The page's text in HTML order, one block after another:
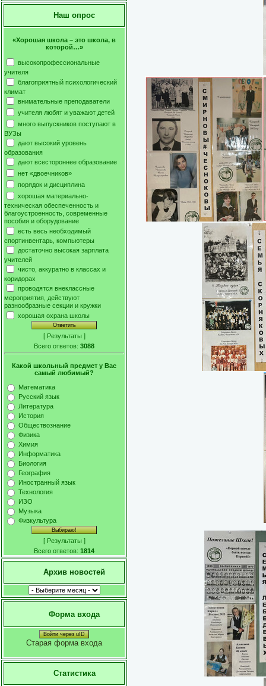
Наш опрос
«Хорошая школа – это школа, в
которой…»
высокопрофессиональные
учителя
благоприятный психологический
климат
внимательные преподаватели
учителя любят и уважают детей
много выпускников поступают в
ВУЗы
дают высокий уровень
образования
дают всестороннее образование
нет «двоечников»
порядок и дисциплина
хорошая материально-
техническая обеспеченность и
благоустроенность, современные
пособия и оборудование
есть весь необходимый
спортинвентарь, компьютеры
достаточно высокая зарплата
учителей
чисто, аккуратно в классах и
коридорах
проводятся внеклассные
мероприятия, действуют
разнообразные секции и кружки
хорошая охрана школы
[ Результаты ]
Всего ответов: 3088
Какой школьный предмет у Вас
самый любимый?
Математика
Русский язык
Литература
История
Обществознание
Физика
Химия
Информатика
Биология
География
Иностранный язык
Технология
ИЗО
Музыка
Физкультура
[ Результаты ]
Всего ответов: 1814
Архив новостей
Форма входа
Войти через uID
Старая форма входа
Статистика